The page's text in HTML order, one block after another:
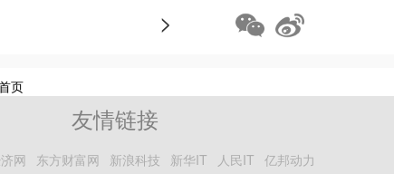
>
页
友情链接
网 东方财富网 新浪科技 新华IT 人民IT 亿邦动力